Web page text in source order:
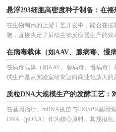
器（S
升高，进而抑制细胞生长、降低细胞活
的“事后补救”策略已难以满足日益严苛
过代谢工程、培养基设计与工艺调控的协
悬浮293细胞高密度种子制备：在摇
的步骤与补料策略
在生物制药的上游工艺开发中，能否在
胞，直接决定了后续生物反应器生产的
cells/mL以上，是一项关键但充满挑战的
转向一套融合了精准营养补加、主动代
在病毒载体（如AAV、腺病毒、慢
的工艺开发链条中，中试生产是从
键“验证桥”。其中，细胞工厂凭借
优势，成为50升至500升生物反应
而，从T175培养瓶到10层乃至40层
在病毒载体（如AAV、腺病毒、慢病毒
试生产是从实验室研究迈向商业化放大
流中试生产平台。然而，从T175培养瓶
单的面积倍增，而是涉及细胞铺板均一性
控制及收获策略的系统工程挑战。本文深
质粒DNA大规模生产的发酵工艺：
前储液系统的特殊要求
在基因治疗、mRNA疫苗与CRISPR基因
DNA（pDNA）作为核心原料，其规模